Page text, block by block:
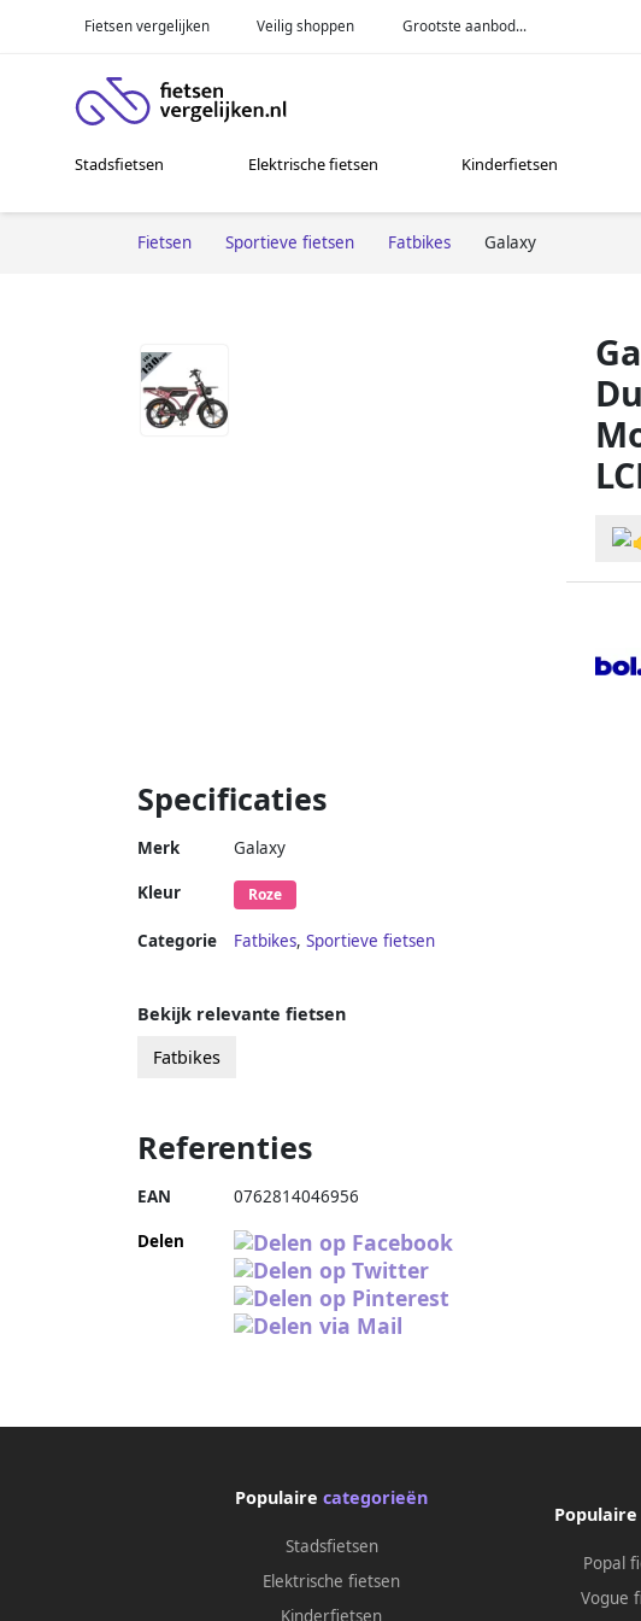
Fietsen vergelijken Veilig shoppen Grootste aanbod...
Stadsfietsen Elektrische fietsen Kinderfietsen
Fietsen Sportieve fietsen Fatbikes Galaxy
Specificaties
Merk Galaxy
Kleur Roze
Categorie Fatbikes, Sportieve fietsen
Bekijk relevante fietsen
Fatbikes
Referenties
EAN 0762814046956
Delen
Populairecategorieën
Stadsfietsen
Elektrische fietsen
Kinderfietsen
Populaire
Popal
Vogue